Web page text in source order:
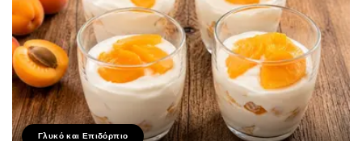
Γλυκό και Επιδόρπιο